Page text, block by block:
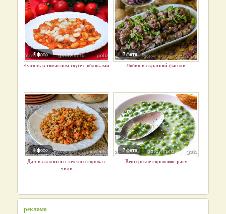
5 фото
Фасоль в томатном соусе с яблоками
7 фото
Лобио из красной фасоли
8 фото
Дал из колотого желтого гороха с
чили
7 фото
Венгерское гороховое рагу
реклама